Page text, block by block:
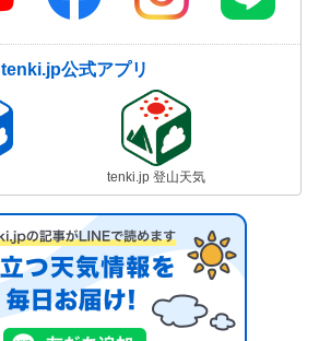
tenki.jp公式アプリ
tenki.jp 登山天気